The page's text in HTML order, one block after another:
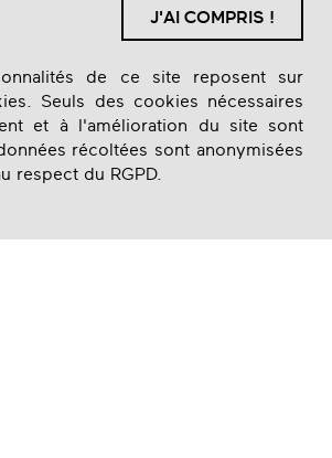
J'AI COMPRIS !
de ce site reposent sur
Seuls des cookies nécessaires
et à l'amélioration du site sont
récoltées sont anonymisées
respect du RGPD.